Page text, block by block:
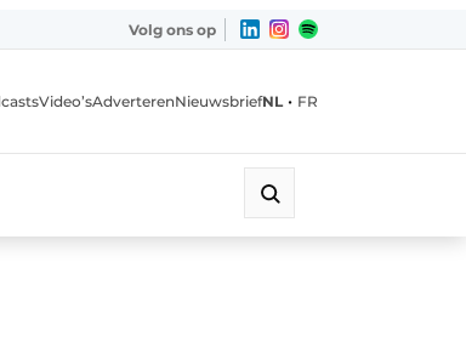
Volg ons op
Video’sAdverterenNieuwsbriefNL • FR